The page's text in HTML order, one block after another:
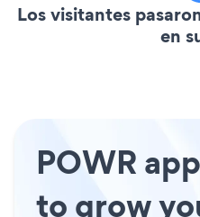
Los visitantes
en
POWR
to grow